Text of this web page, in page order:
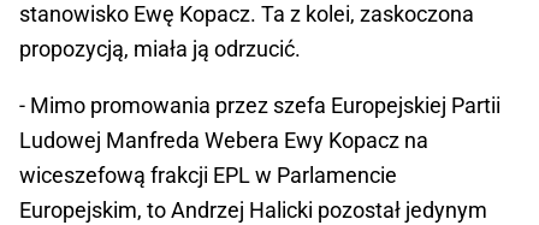
stanowisko Ewę Kopacz. Ta z kolei, zaskoczona
propozycją, miała ją odrzucić.
- Mimo promowania przez szefa Europejskiej Partii
Ludowej Manfreda Webera Ewy Kopacz na
wiceszefową frakcji EPL w Parlamencie
Europejskim, to Andrzej Halicki pozostał jedynym